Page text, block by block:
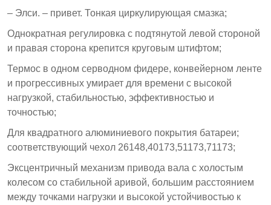
– Элси. – привет. Тонкая циркулирующая смазка;
Однократная регулировка с подтянутой левой стороной
и правая сторона крепится круговым штифтом;
Термос в одном серводном фидере, конвейерном ленте
и прогрессивных умирает для времени с высокой
нагрузкой, стабильностью, эффективностью и
точностью;
Для квадратного алюминиевого покрытия батареи;
соответствующий чехол 26148,40173,51173,71173;
Эксцентричный механизм привода вала с холостым
колесом со стабильной аривой, большим расстоянием
между точками нагрузки и высокой устойчивостью к